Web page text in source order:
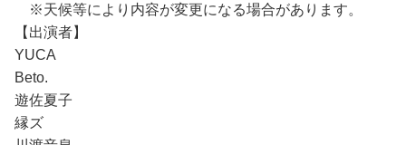
※天候等により内容が変更になる場合があります。
【出演者】
YUCA
Beto.
遊佐夏子
縁ズ